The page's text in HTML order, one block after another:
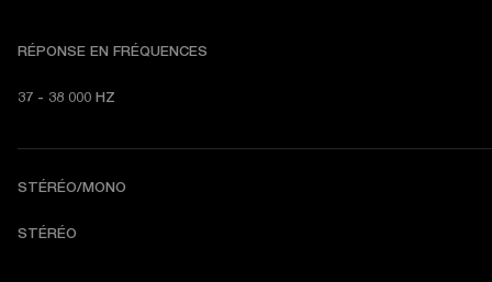
RÉPONSE EN FRÉQUENCES
37 - 38 000 HZ
STÉRÉO/MONO
STÉRÉO